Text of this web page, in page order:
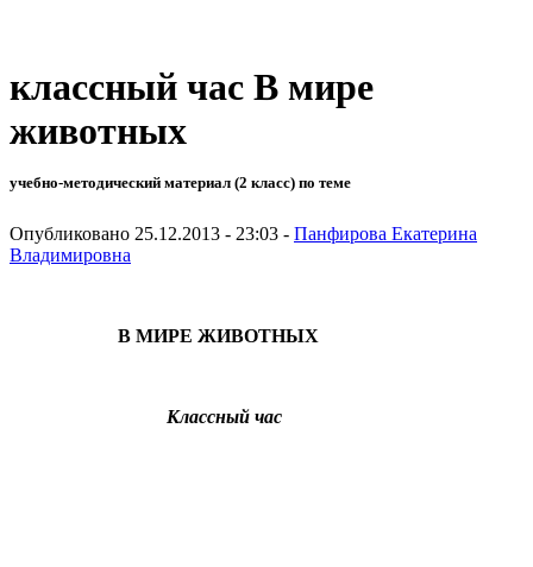
классный час В мире
животных
учебно-методический материал (2 класс) по теме
Опубликовано 25.12.2013 - 23:03 - Панфирова Екатерина
Владимировна
В МИРЕ ЖИВОТНЫХ
Классный час